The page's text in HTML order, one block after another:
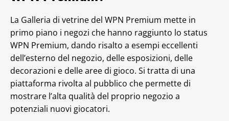
La Galleria di vetrine del WPN Premium mette in
primo piano i negozi che hanno raggiunto lo status
WPN Premium, dando risalto a esempi eccellenti
dell’esterno del negozio, delle esposizioni, delle
decorazioni e delle aree di gioco. Si tratta di una
piattaforma rivolta al pubblico che permette di
mostrare l’alta qualità del proprio negozio a
potenziali nuovi giocatori.